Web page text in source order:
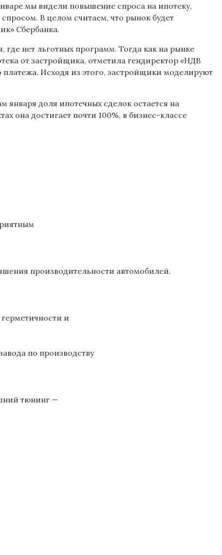
мы видели повышение спроса на ипотеку,
В целом считаем, что рынок будет
Сбербанка.
нет льготных программ. Тогда как на рынке
от застройщика, отметила гендиректор «НДВ
Исходя из этого, застройщики моделируют
января доля ипотечных сделок остается на
она достигает почти 100%, в бизнес-классе
производительности автомобилей.
и
по производству
тюнинг —